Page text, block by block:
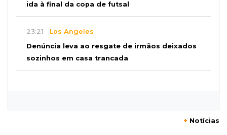
ida à final da copa de futsal
23:21 Los Angeles
Denúncia leva ao resgate de irmãos deixados
sozinhos em casa trancada
formação de ciclone bomba
+ Notícias